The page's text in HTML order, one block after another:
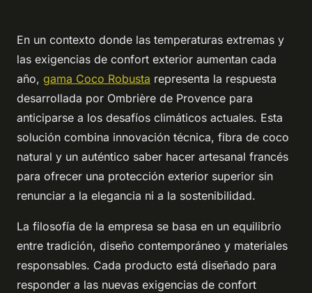
En un contexto donde las temperaturas extremas y
las exigencias de confort exterior aumentan cada
año, gama Coco Robusta representa la respuesta
desarrollada por Ombrière de Provence para
anticiparse a los desafíos climáticos actuales. Esta
solución combina innovación técnica, fibra de coco
natural y un auténtico saber hacer artesanal francés
para ofrecer una protección exterior superior sin
renunciar a la elegancia ni a la sostenibilidad.
La filosofía de la empresa se basa en un equilibrio
entre tradición, diseño contemporáneo y materiales
responsables. Cada producto está diseñado para
responder a las nuevas exigencias de confort